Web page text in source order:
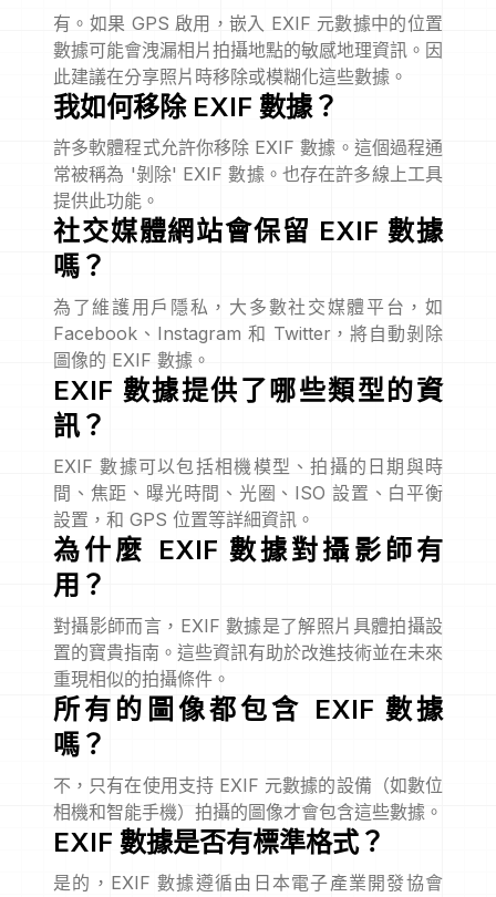
有。如果 GPS 啟用，嵌入 EXIF 元數據中的位置
數據可能會洩漏相片拍攝地點的敏感地理資訊。因
此建議在分享照片時移除或模糊化這些數據。
我如何移除 EXIF 數據？
許多軟體程式允許你移除 EXIF 數據。這個過程通
常被稱為 '剝除' EXIF 數據。也存在許多線上工具
提供此功能。
社交媒體網站會保留 EXIF 數據
嗎？
為了維護用戶隱私，大多數社交媒體平台，如
Facebook、Instagram 和 Twitter，將自動剝除
圖像的 EXIF 數據。
EXIF 數據提供了哪些類型的資
訊？
EXIF 數據可以包括相機模型、拍攝的日期與時
間、焦距、曝光時間、光圈、ISO 設置、白平衡
設置，和 GPS 位置等詳細資訊。
為什麼 EXIF 數據對攝影師有
用？
對攝影師而言，EXIF 數據是了解照片具體拍攝設
置的寶貴指南。這些資訊有助於改進技術並在未來
重現相似的拍攝條件。
所有的圖像都包含 EXIF 數據
嗎？
不，只有在使用支持 EXIF 元數據的設備（如數位
相機和智能手機）拍攝的圖像才會包含這些數據。
EXIF 數據是否有標準格式？
是的，EXIF 數據遵循由日本電子產業開發協會